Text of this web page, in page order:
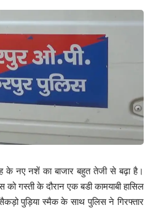
के नए नशें का बाजार बहुत तेजी से बढ़ा है।
गस्ती के दौरान एक बडी कामयाबी हासिल
पुड़िया स्मैक के साथ पुलिस ने गिरफ्तार